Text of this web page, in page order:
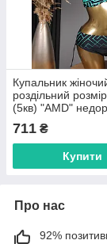
Купальник
роздільний
(5кв) "AMD"
прямого
711 ₴
Купити
Про нас
92%